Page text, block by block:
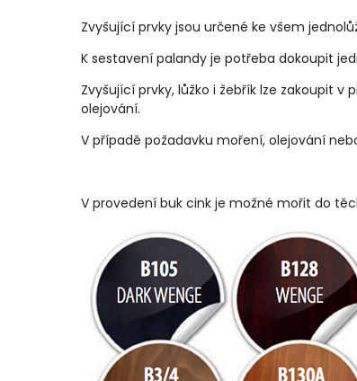
Zvyšující prvky jsou určené ke všem
K sestavení palandy je potřeba dokoupit
Zvyšující prvky, lůžko i žebřík lze zakoupit
olejování.
V případě požadavku moření, olejování
V provedení buk cink je možné mořit do